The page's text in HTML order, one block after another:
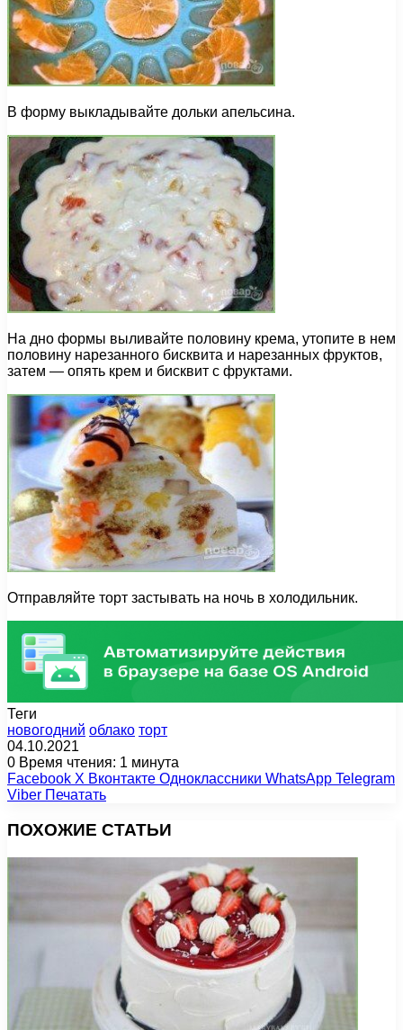
В форму выкладывайте дольки апельсина.
На дно формы выливайте половину крема, утопите в нем
половину нарезанного бисквита и нарезанных фруктов,
затем — опять крем и бисквит с фруктами.
Отправляйте торт застывать на ночь в холодильник.
Теги
новогодний облако торт
04.10.2021
0 Время чтения: 1 минута
Facebook X Вконтакте Одноклассники WhatsApp Telegram
Viber Печатать
ПОХОЖИЕ СТАТЬИ